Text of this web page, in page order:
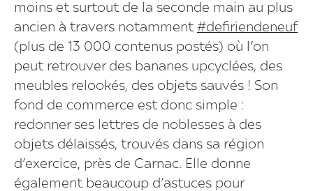
moins et surtout de la seconde main au plus
ancien à travers notamment #defiriendeneuf
(plus de 13 000 contenus postés) où l’on
peut retrouver des bananes upcyclées, des
meubles relookés, des objets sauvés ! Son
fond de commerce est donc simple :
redonner ses lettres de noblesses à des
objets délaissés, trouvés dans sa région
d’exercice, près de Carnac. Elle donne
également beaucoup d’astuces pour